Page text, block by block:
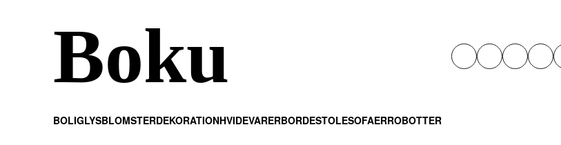
Boku
BOLIGLYSBLOMSTERDEKORATIONHVIDEVARERBORDESTOLESOFAERROBOTTER